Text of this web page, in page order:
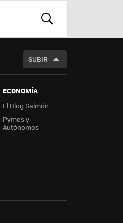
BUSCAR
SUBIR
ECONOMÍA
El Blog Salmón
Pymes y
Autónomos